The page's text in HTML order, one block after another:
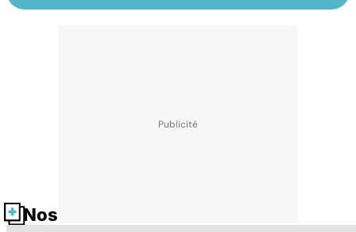
Nos fiches santé